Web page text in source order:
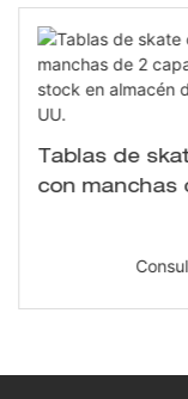
Tablas de
con manchas